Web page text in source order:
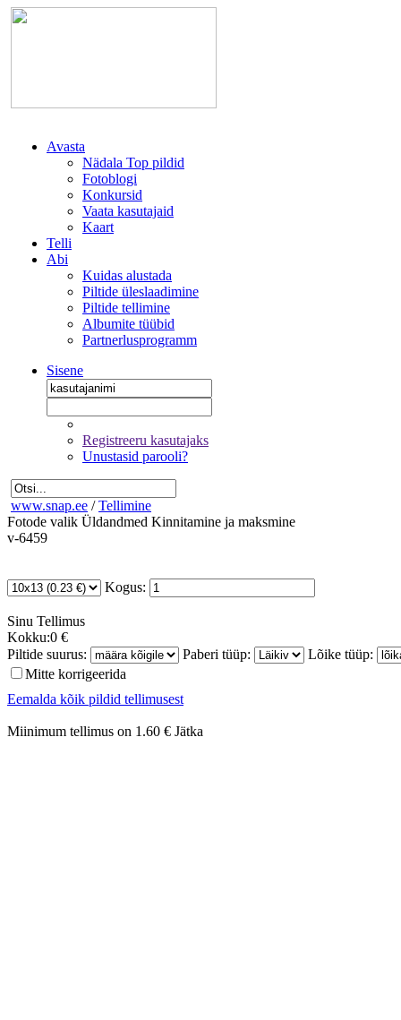
Avasta
Nädala Top pildid
Fotoblogi
Konkursid
Vaata kasutajaid
Kaart
Telli
Abi
Kuidas alustada
Piltide üleslaadimine
Piltide tellimine
Albumite tüübid
Partnerlusprogramm
Sisene
Registreeru kasutajaks
Unustasid parooli?
www.snap.ee / Tellimine
Fotode valik Üldandmed Kinnitamine ja maksmine
v-6459
Kogus:
Sinu Tellimus
Kokku:0 €
Piltide suurus:
Paberi tüüp:
Lõike tüüp:
Mitte korrigeerida
Eemalda kõik pildid tellimusest
Miinimum tellimus on 1.60 € Jätka